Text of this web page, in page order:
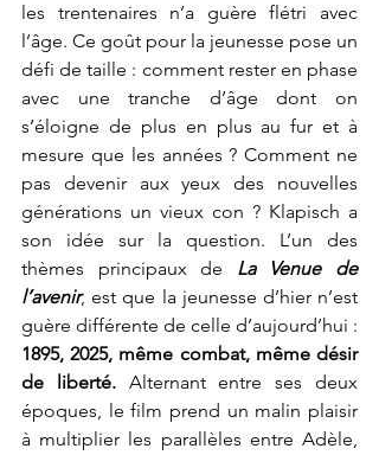
les trentenaires n’a guère flétri avec
l’âge. Ce goût pour la jeunesse pose un
défi de taille : comment rester en phase
avec une tranche d’âge dont on
s’éloigne de plus en plus au fur et à
mesure que les années ? Comment ne
pas devenir aux yeux des nouvelles
générations un vieux con ? Klapisch a
son idée sur la question. L’un des
thèmes principaux de
La Venue de
l’avenir, est que la jeunesse d’hier n’est
1895, 2025, même combat, même désir
de liberté. Alternant entre ses deux
époques, le film prend un malin plaisir
à multiplier les parallèles entre Adèle,